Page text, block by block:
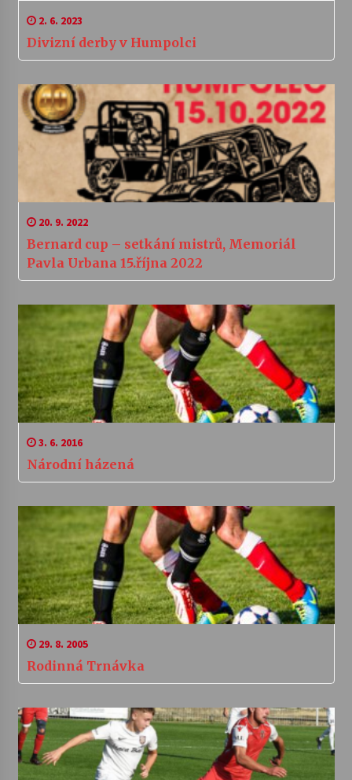
2. 6. 2023
Divizní derby v Humpolci
20. 9. 2022
Bernard cup – setkání mistrů, Memoriál
Pavla Urbana 15.října 2022
3. 6. 2016
Národní házená
29. 8. 2005
Rodinná Trnávka